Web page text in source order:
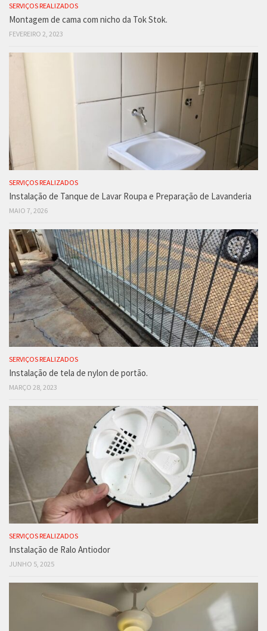
SERVIÇOS REALIZADOS
Montagem de cama com nicho da Tok Stok.
FEVEREIRO 2, 2023
SERVIÇOS REALIZADOS
Instalação de Tanque de Lavar Roupa e Preparação de Lavanderia
MAIO 7, 2026
SERVIÇOS REALIZADOS
Instalação de tela de nylon de portão.
MARÇO 28, 2023
SERVIÇOS REALIZADOS
Instalação de Ralo Antiodor
JUNHO 5, 2025